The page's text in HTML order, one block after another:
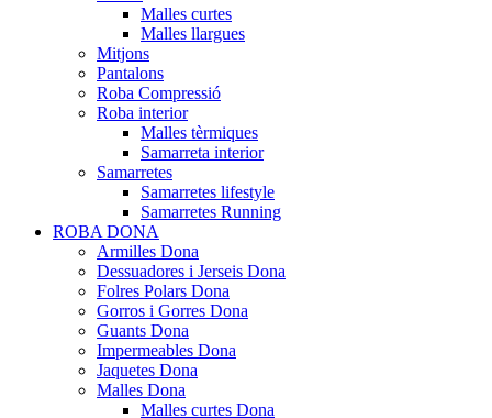
Malles curtes
Malles llargues
Mitjons
Pantalons
Roba Compressió
Roba interior
Malles tèrmiques
Samarreta interior
Samarretes
Samarretes lifestyle
Samarretes Running
ROBA DONA
Armilles Dona
Dessuadores i Jerseis Dona
Folres Polars Dona
Gorros i Gorres Dona
Guants Dona
Impermeables Dona
Jaquetes Dona
Malles Dona
Malles curtes Dona